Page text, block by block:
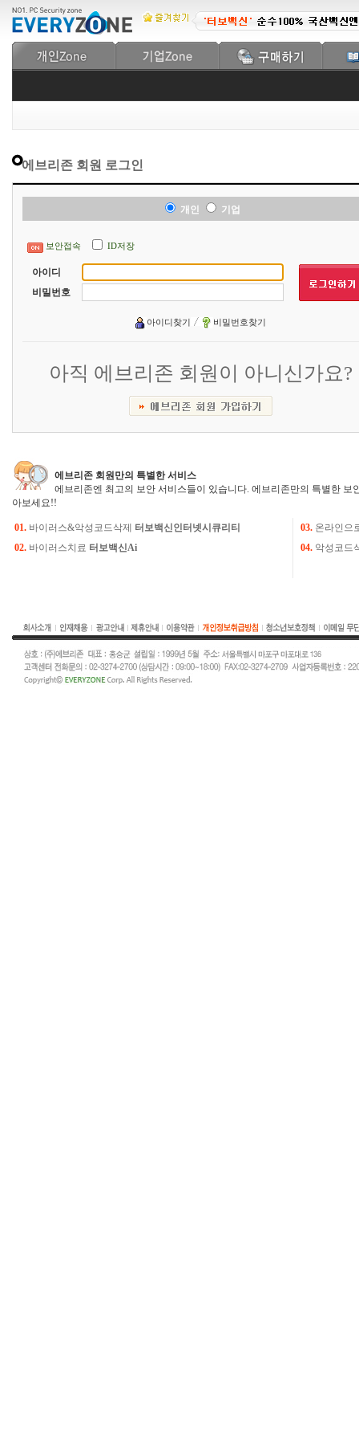
에브리존 회원 로그인
개인 기업
보안접속 ID저장
아이디
비밀번호
아이디찾기 비밀번호찾기
아직 에브리존 회원이 아니신가요?
에브리존 회원만의 특별한 서비스
에브리존엔 최고의 보안 서비스들이 있습니다. 에브리존만의 특별한 보
아보세요!!
01. 바이러스&악성코드삭제 터보백신인터넷시큐리티 03. 온라인으
02. 바이러스치료 터보백신Ai 04. 악성코드